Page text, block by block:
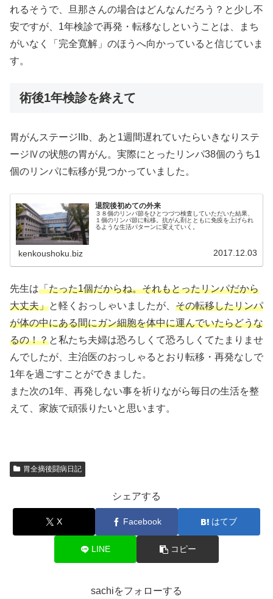
れるそうで、旦那さんの場合はどんなんだろう？と少し不
安ですが、1年検診で再発・転移なしということは、まち
がいなく「完全寛解」のほうへ向かっていると信じていま
す。
術後1年検診を終えて
胃がんステージIIb、あと1週間遅れていたらいきなりステ
ージⅣの状態の胃がん。実際にとったリンパ38個のうち1
個のリンパに転移が見つかっていました。
退院後初めての外来
３８個のリンパ節をひとつづつ検査していただいた結果、
１個のリンパ節に転移。抗がん剤とともに免疫を上げられ
るような生活パターンに変えていく。
kenkoushoku.biz 2017.12.03
先生は「たった1個だからね。それもとったリンパだから
大丈夫」と軽くおっしゃいましたが、 その転移したリンパ
が体の中にある間にガン細胞を体中に運んでいたらどうな
るの！？と私たち夫婦は恐ろしくて恐ろしくてたまりませ
んでしたが、主治医のおっしゃるとおり転移・再発なしで
1年を過ごすことができました。
また次の1年、再発しない事を祈りながら毎日の生活を整
えて、家族で頑張りたいと思います。
胃全摘後闘病日記
シェアする
X Facebook はてブ
LINE コピー
sachiをフォローする